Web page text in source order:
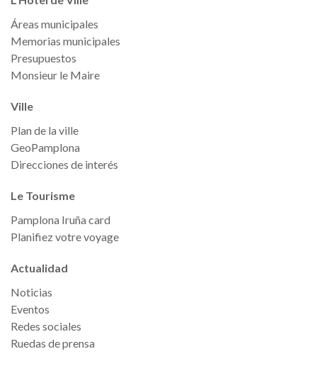
Áreas municipales
Memorias municipales
Presupuestos
Monsieur le Maire
Ville
Plan de la ville
GeoPamplona
Direcciones de interés
Le Tourisme
Pamplona Iruña card
Planifiez votre voyage
Actualidad
Noticias
Eventos
Redes sociales
Ruedas de prensa